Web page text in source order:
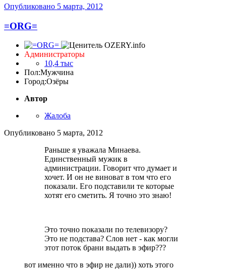
Опубликовано 5 марта, 2012
=ORG=
Администраторы
10,4 тыс
Пол:Мужчина
Город:Озёры
Автор
Жалоба
Опубликовано 5 марта, 2012
Раньше я уважала Минаева.
Единственный мужик в
администрации. Говорит что думает и
хочет. И он не виноват в том что его
показали. Его подставили те которые
хотят его сметить. Я точно это знаю!
Это точно показали по телевизору?
Это не подстава? Слов нет - как могли
этот поток брани выдать в эфир???
вот именно что в эфир не дали)) хоть этого